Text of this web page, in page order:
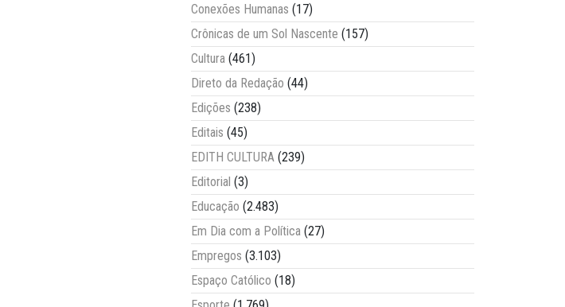
Conexões Humanas (17)
Crônicas de um Sol Nascente (157)
Cultura (461)
Direto da Redação (44)
Edições (238)
Editais (45)
EDITH CULTURA (239)
Editorial (3)
Educação (2.483)
Em Dia com a Política (27)
Empregos (3.103)
Espaço Católico (18)